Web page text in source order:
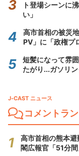
ト登場シーンに
い」
高市首相の被災
PV」に「政権プ
短髪になって雰
たがり...ガソリ
J-CAST ニュース
コメントラ
高市首相の熊本
閣広報官「51分